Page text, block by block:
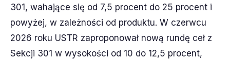
301, wahające się od 7,5 procent do 25 procent i
powyżej, w zależności od produktu. W czerwcu
2026 roku USTR zaproponował nową rundę ceł z
Sekcji 301 w wysokości od 10 do 12,5 procent,